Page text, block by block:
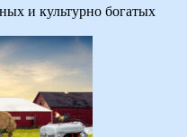
и культурно богатых